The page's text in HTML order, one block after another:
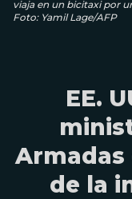
viaja en un bicitaxi por
Foto: Yamil Lage/AFP
EE.
Armadas
de la